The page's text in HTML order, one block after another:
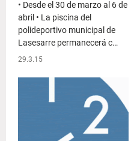
• Desde el 30 de marzo al 6 de
abril • La piscina del
polideportivo municipal de
Lasesarre permanecerá c…
29.3.15